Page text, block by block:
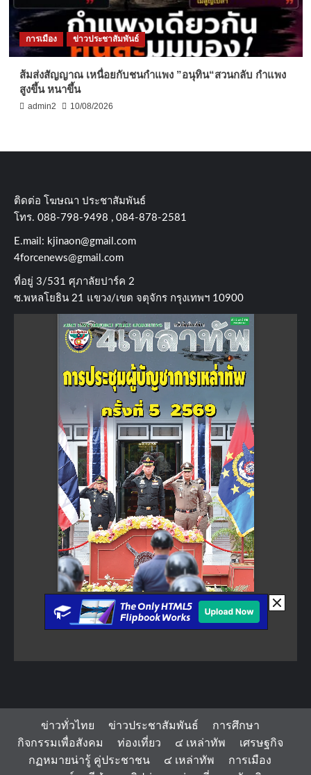
การเมือง ข่าวประชาสัมพันธ์
ส้มส่งสัญญาณ เหนื่อยกับชนกำแพง ”อนุทิน“สวนกลับ กำแพง
สูงขึ้น หนาขึ้น
admin2 10/08/2026
ติดต่อ​ โฆษณา​ ประชาสัมพันธ์
โทร​. 088-798-9498 , 084-878-2581
E.mail: kjinaon@gmail.com
4forcenews@gmail.com
ที่อยู่​ 3/531​ ศุภาลัยปาร์ค​ 2
ซ.พหลโยธิน​ 21​ แขวง/เขต​ จตุจักร​ กรุงเทพฯ 10900
ข่าวทั่วไทย ข่าวประชาสัมพันธ์
การศึกษา
กิจกรรมเพื่อสังคม
ท่องเที่ยว ๔ เหล่าทัพ
เศรษฐกิจ
กฏหมายน่ารู้ คู่ประชาชน
๔ เหล่าทัพ
การเมือง